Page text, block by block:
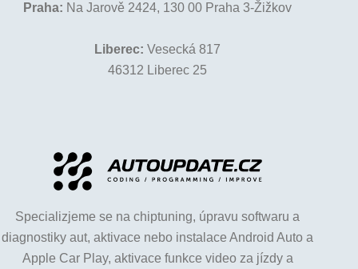
Praha: Na Jarově 2424, 130 00 Praha 3-Žižkov
Liberec: Vesecká 817
46312 Liberec 25
Specializjeme se na chiptuning, úpravu softwaru a
diagnostiky aut, aktivace nebo instalace Android Auto a
Apple Car Play, aktivace funkce video za jízdy a